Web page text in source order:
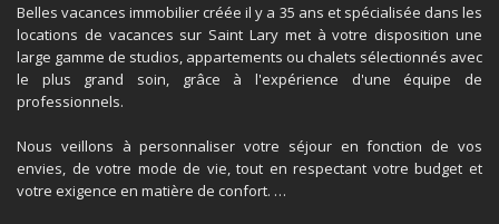
Belles vacances immobilier créée il y a 35 ans et spécialisée dans les
locations de vacances sur Saint Lary met à votre disposition une
large gamme de studios, appartements ou chalets sélectionnés avec
le plus grand soin, grâce à l'expérience d'une équipe de
professionnels.
Nous veillons à personnaliser votre séjour en fonction de vos
envies, de votre mode de vie, tout en respectant votre budget et
votre exigence en matière de confort. …